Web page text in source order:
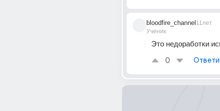
bloodfire_channel
Ученик
11лет
Это недоработки
0